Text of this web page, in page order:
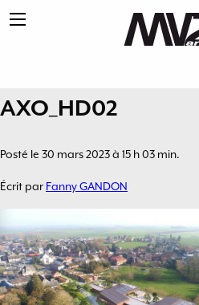
AXO_HD02
Posté le 30 mars 2023 à 15 h 03 min.
Écrit par Fanny GANDON